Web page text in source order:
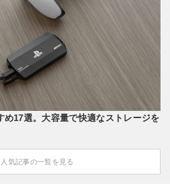
め17選。大容量で快適なストレージを
人気記事の一覧を見る